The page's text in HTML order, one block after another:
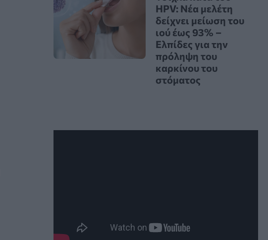
HPV: Νέα μελέτη
δείχνει μείωση του
ιού έως 93% –
Ελπίδες για την
πρόληψη του
καρκίνου του
στόματος